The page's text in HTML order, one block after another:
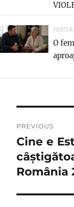
O
în
articole
PREVIOUS
Previous
post:
Cine e
România